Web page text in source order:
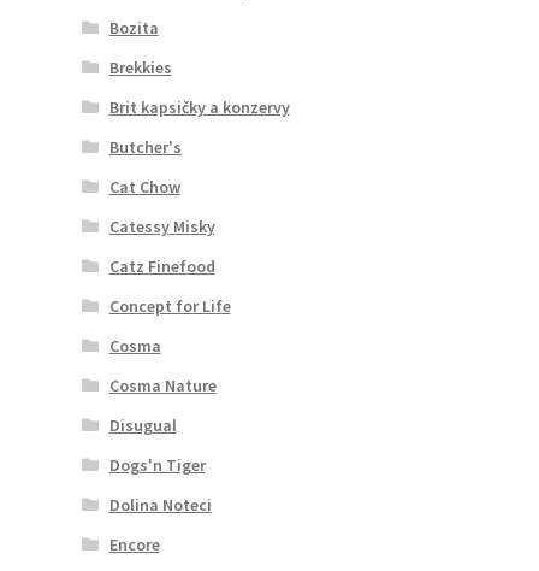
Bozita
Brekkies
Brit kapsičky a konzervy
Butcher's
Cat Chow
Catessy Misky
Catz Finefood
Concept for Life
Cosma
Cosma Nature
Disugual
Dogs'n Tiger
Dolina Noteci
Encore